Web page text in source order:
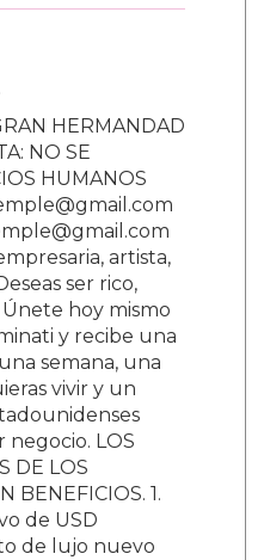
HERMANDAD
NO SE
HUMANOS
artista,
ser rico,
hoy mismo
y recibe una
semana, una
vivir y un
negocio. LOS
DE LOS
BENEFICIOS. 1.
de USD
de lujo nuevo